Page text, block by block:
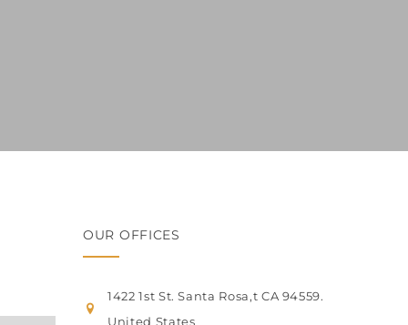
OUR OFFICES
1422 1st St. Santa Rosa,t CA 94559.
United States